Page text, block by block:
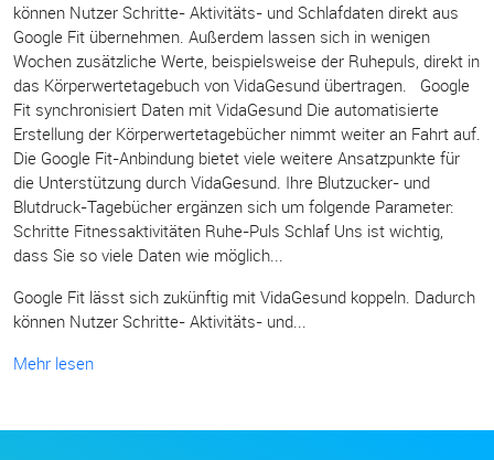
können Nutzer Schritte- Aktivitäts- und Schlafdaten direkt aus
Google Fit übernehmen. Außerdem lassen sich in wenigen
Wochen zusätzliche Werte, beispielsweise der Ruhepuls, direkt in
das Körperwertetagebuch von VidaGesund übertragen. Google
Fit synchronisiert Daten mit VidaGesund Die automatisierte
Erstellung der Körperwertetagebücher nimmt weiter an Fahrt auf.
Die Google Fit-Anbindung bietet viele weitere Ansatzpunkte für
die Unterstützung durch VidaGesund. Ihre Blutzucker- und
Blutdruck-Tagebücher ergänzen sich um folgende Parameter:
Schritte Fitnessaktivitäten Ruhe-Puls Schlaf Uns ist wichtig,
dass Sie so viele Daten wie möglich...
Google Fit lässt sich zukünftig mit VidaGesund koppeln. Dadurch
können Nutzer Schritte- Aktivitäts- und...
Mehr lesen